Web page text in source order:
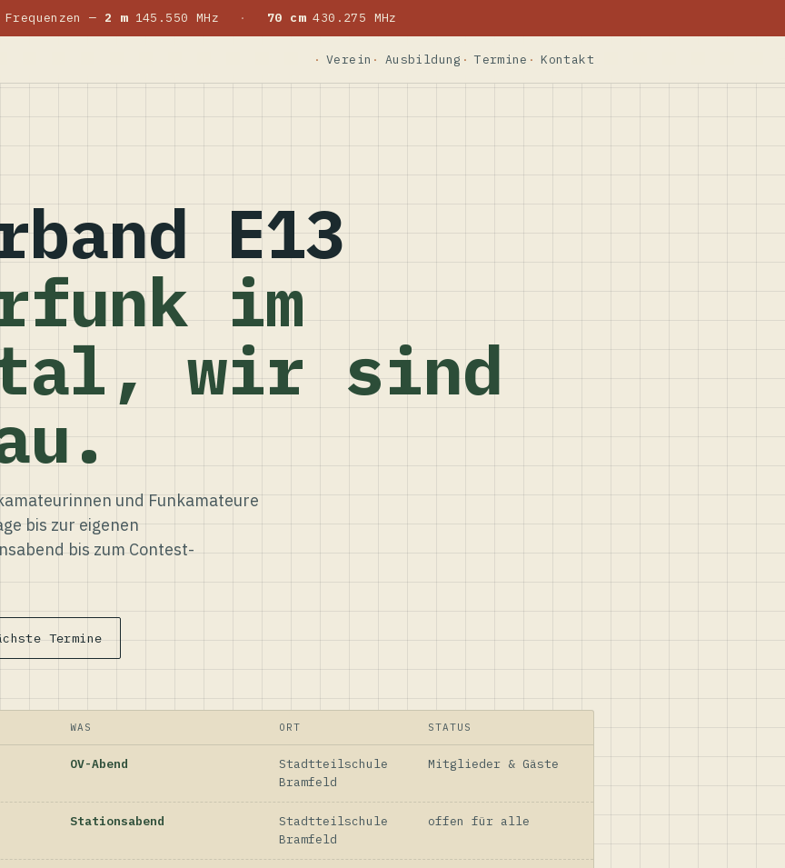
Frequenzen — 2 m145.550 MHz · 70 cm430.275 MHz
Verein Ausbildung Termine Kontakt
E13
im
wir sind
und Funkamateure
bis zur eigenen
bis zum Contest-
Termine
WAS ORT STATUS
OV-Abend
Stadtteilschule
Bramfeld
Mitglieder & Gäste
Stationsabend
Stadtteilschule
Bramfeld
offen für alle